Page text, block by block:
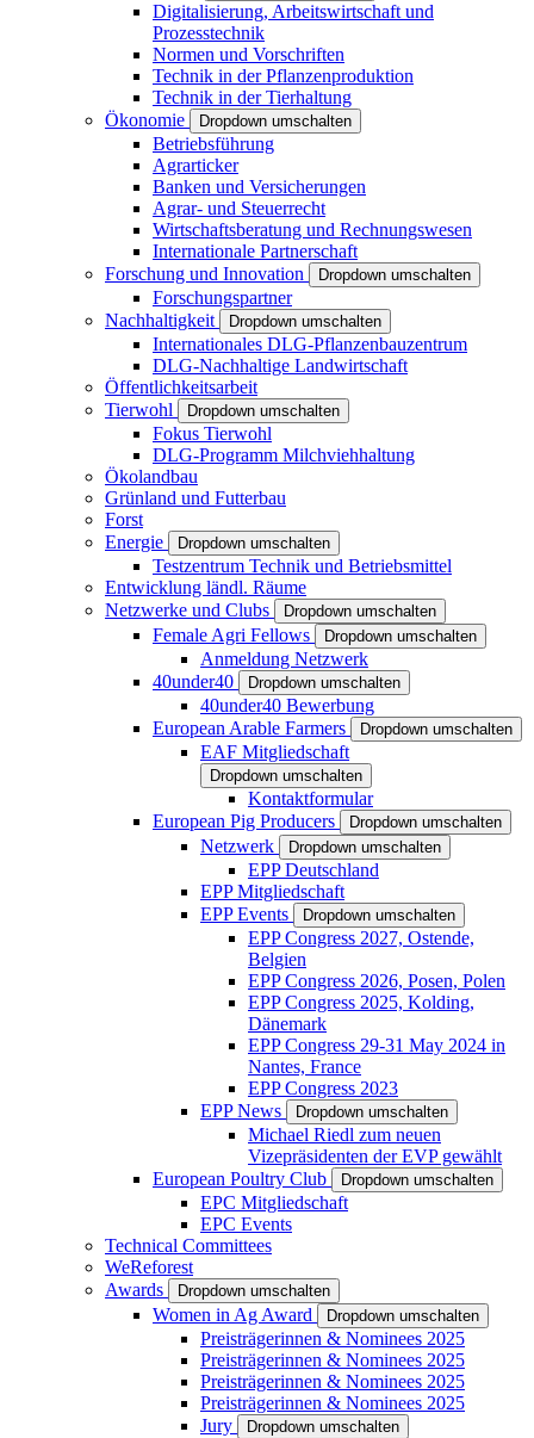
Digitalisierung, Arbeitswirtschaft und
Prozesstechnik
Normen und Vorschriften
Technik in der Pflanzenproduktion
Technik in der Tierhaltung
Ökonomie
Dropdown umschalten
Betriebsführung
Agrarticker
Banken und Versicherungen
Agrar- und Steuerrecht
Wirtschaftsberatung und Rechnungswesen
Internationale Partnerschaft
Forschung und Innovation
Dropdown umschalten
Forschungspartner
Nachhaltigkeit
Dropdown umschalten
Internationales DLG-Pflanzenbauzentrum
DLG-Nachhaltige Landwirtschaft
Öffentlichkeitsarbeit
Tierwohl
Dropdown umschalten
Fokus Tierwohl
DLG-Programm Milchviehhaltung
Ökolandbau
Grünland und Futterbau
Forst
Energie
Dropdown umschalten
Testzentrum Technik und Betriebsmittel
Entwicklung ländl. Räume
Netzwerke und Clubs
Dropdown umschalten
Female Agri Fellows Dropdown umschalten
Anmeldung Netzwerk
40under40
Dropdown umschalten
40under40 Bewerbung
European Arable Farmers
Dropdown umschalten
EAF Mitgliedschaft
Dropdown umschalten
Kontaktformular
European Pig Producers
Dropdown umschalten
Netzwerk Dropdown umschalten
EPP Deutschland
EPP Mitgliedschaft
EPP Events
Dropdown umschalten
EPP Congress 2027, Ostende,
Belgien
EPP Congress 2026, Posen, Polen
EPP Congress 2025, Kolding,
Dänemark
EPP Congress 29-31 May 2024 in
Nantes, France
EPP Congress 2023
EPP News
Dropdown umschalten
Michael Riedl zum neuen
Vizepräsidenten der EVP gewählt
European Poultry Club
Dropdown umschalten
EPC Mitgliedschaft
EPC Events
Technical Committees
WeReforest
Awards
Dropdown umschalten
Women in Ag Award Dropdown umschalten
Preisträgerinnen & Nominees 2025
Preisträgerinnen & Nominees 2025
Preisträgerinnen & Nominees 2025
Preisträgerinnen & Nominees 2025
Jury
Dropdown umschalten